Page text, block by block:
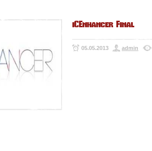
iCEnhancer Final
05.05.2013 admin